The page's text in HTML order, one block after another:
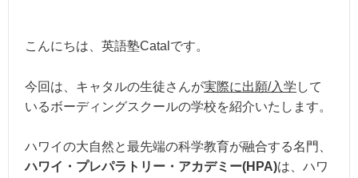
こんにちは、英語塾Catalです。
今回は、キャタルの生徒さんが実際に出願/入学 して
いるボーディングスクールの学校を紹介いたします。
ハワイの大自然と最先端の科学教育が融合する名門、
ハワイ・プレパラトリー・アカデミー(HPA)は、ハワ